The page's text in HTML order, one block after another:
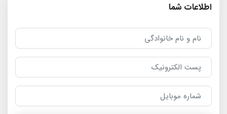
اطلاعات شما